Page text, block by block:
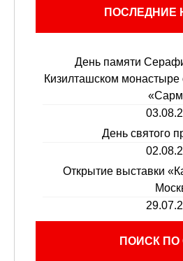
ПОСЛЕДНИЕ
День памяти
Кизилташском монастыре
День святого
Открытие выставки
ПОИСК ПО